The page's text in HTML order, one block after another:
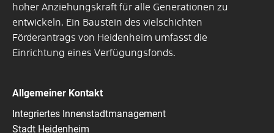
hoher Anziehungskraft für alle Generationen zu
entwickeln. Ein Baustein des vielschichten
Förderantrags von Heidenheim umfasst die
Einrichtung eines Verfügungsfonds.
Allgemeiner Kontakt
Integriertes Innenstadtmanagement
Stadt Heidenheim